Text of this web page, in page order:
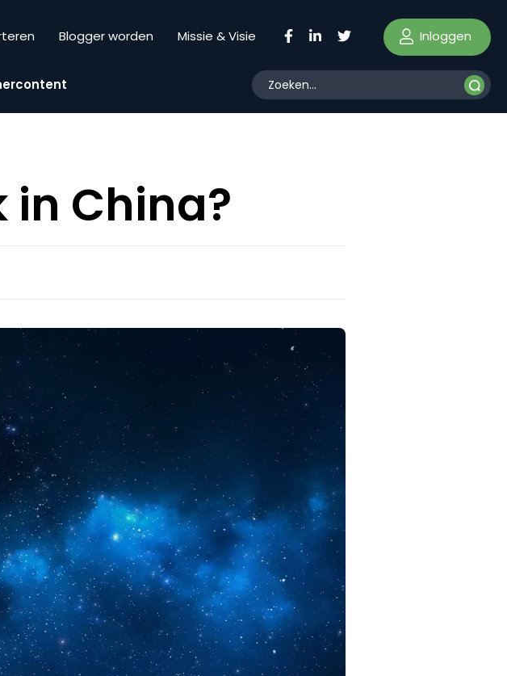
Blogger worden Missie & Visie Inloggen
in China?